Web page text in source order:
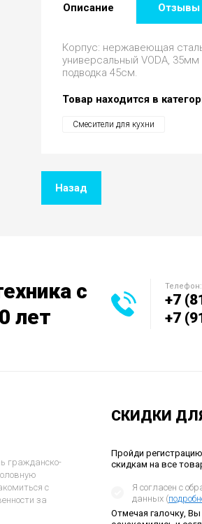
Описание Отзывы
Корпус: нержавеющая
универсальный VODA,
подводка 45см.
Товар находится в
Смесители для кухни
Назад
с
лет
Телефон:
+7
+7
гражданско-
с
за
СКИДКИ
Пройди
скидкам на все
Я согласен с
данных (
Отмечая галочку,